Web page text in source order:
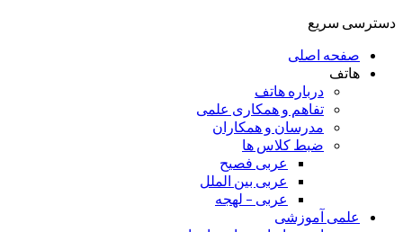
دسترسی سریع
صفحه اصلی
هاتف
درباره هاتف
تفاهم و همکاری علمی
مدرسان و همکاران
ضبط کلاس ها
عربی فصیح
عربی بین الملل
عربی – لهجه
علمی آموزشی